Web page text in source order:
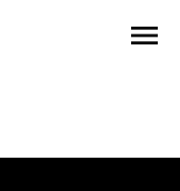
menu